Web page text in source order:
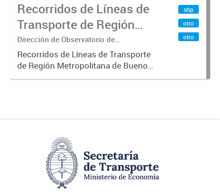
Recorridos de Líneas de
Transporte de Región
Metropolitana de
Buenos Aires (RMBA)
Dirección de Observatorio de
Transporte, Estudio y Sistemas
Recorridos de Líneas de Transporte
de Región Metropolitana de Buenos
Aires (RMBA).-
shp
otro
otro